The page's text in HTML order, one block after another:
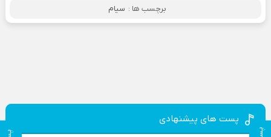
برچسب ها : سیام
پست های پیشنهادی